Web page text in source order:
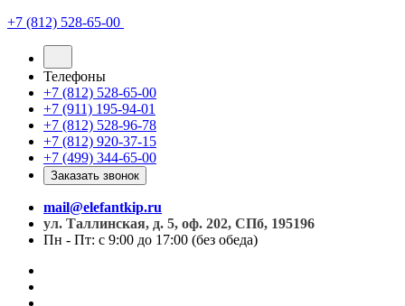
+7 (812) 528-65-00
Телефоны
+7 (812) 528-65-00
+7 (911) 195-94-01
+7 (812) 528-96-78
+7 (812) 920-37-15
+7 (499) 344-65-00
Заказать звонок
mail@elefantkip.ru
ул. Таллинская, д. 5, оф. 202, СПб, 195196
Пн - Пт: с 9:00 до 17:00 (без обеда)